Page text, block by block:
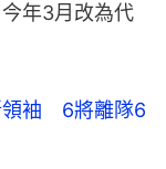
年3月改為代
領袖 6將離隊6